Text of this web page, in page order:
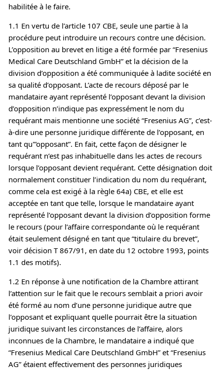
habilitée à le faire.
1.1 En vertu de l’article 107 CBE, seule une partie à la
procédure peut introduire un recours contre une décision.
L’opposition au brevet en litige a été formée par “Fresenius
Medical Care Deutschland GmbH” et la décision de la
division d’opposition a été communiquée à ladite société en
sa qualité d’opposant. L’acte de recours déposé par le
mandataire ayant représenté l’opposant devant la division
d’opposition n’indique pas expressément le nom du
requérant mais mentionne une société “Fresenius AG”, c’est-
à-dire une personne juridique différente de l’opposant, en
tant qu'”opposant”. En fait, cette façon de désigner le
requérant n’est pas inhabituelle dans les actes de recours
lorsque l’opposant devient requérant. Cette désignation doit
normalement constituer l’indication du nom du requérant,
comme cela est exigé à la règle 64a) CBE, et elle est
acceptée en tant que telle, lorsque le mandataire ayant
représenté l’opposant devant la division d’opposition forme
le recours (pour l’affaire correspondante où le requérant
était seulement désigné en tant que “titulaire du brevet”,
voir décision T 867/91, en date du 12 octobre 1993, points
1.1 des motifs).
1.2 En réponse à une notification de la Chambre attirant
l’attention sur le fait que le recours semblait a priori avoir
été formé au nom d’une personne juridique autre que
l’opposant et expliquant quelle pourrait être la situation
juridique suivant les circonstances de l’affaire, alors
inconnues de la Chambre, le mandataire a indiqué que
“Fresenius Medical Care Deutschland GmbH” et “Fresenius
AG” étaient effectivement des personnes juridiques